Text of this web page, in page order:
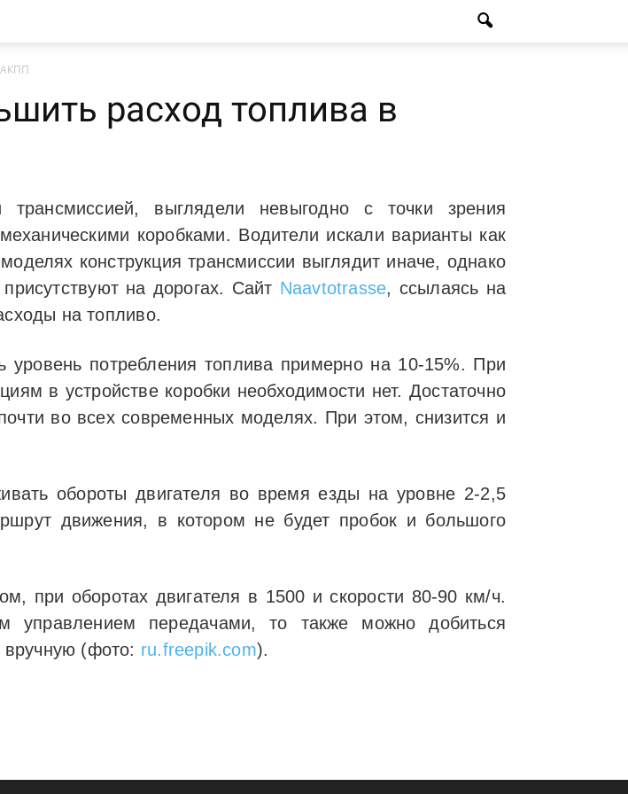
АКПП
расход топлива в
выглядели невыгодно с точки зрения
коробками. Водители искали варианты как
конструкция трансмиссии выглядит иначе, однако
на дорогах. Сайт Naavtotrasse, ссылаясь на
на топливо.
потребления топлива примерно на 10-15%. При
в устройстве коробки необходимости нет. Достаточно
во всех современных моделях. При этом, снизится и
обороты двигателя во время езды на уровне 2-2,5
движения, в котором не будет пробок и большого
при оборотах двигателя в 1500 и скорости 80-90 км/ч.
передачами, то также можно добиться
(фото: ru.freepik.com).